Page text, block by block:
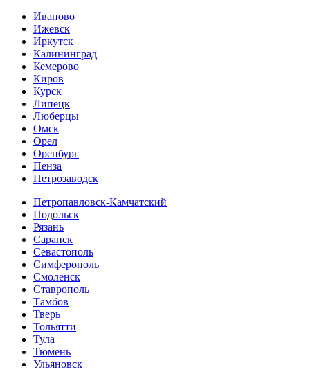
Иваново
Ижевск
Иркутск
Калининград
Кемерово
Киров
Курск
Липецк
Люберцы
Омск
Орел
Оренбург
Пенза
Петрозаводск
Петропавловск-Камчатский
Подольск
Рязань
Саранск
Севастополь
Симферополь
Смоленск
Ставрополь
Тамбов
Тверь
Тольятти
Тула
Тюмень
Ульяновск